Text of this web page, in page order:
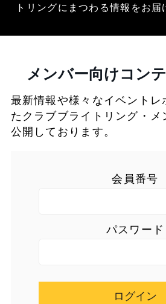
トリングに まつわる情報をお届
メンバー向けコン
最新情報や様々なイベントレ
たクラブブライトリング・メ
公開しております。
会員番号
パスワード
ログイン